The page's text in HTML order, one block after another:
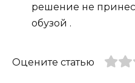
решение не
обузой .
Оцените статью